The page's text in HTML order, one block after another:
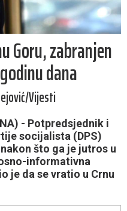
Goru, zabranjen
dana
Vijesti
- Potpredsjednik i
socijalista (DPS)
što ga je jutros u
informativna
je da se vratio u Crnu